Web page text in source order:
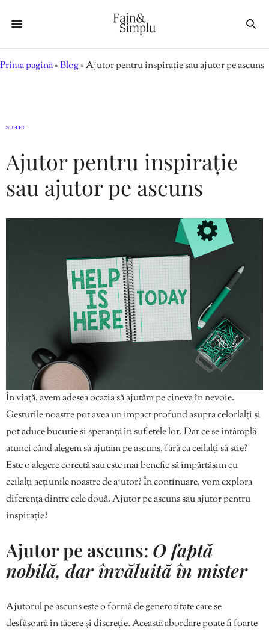
Prima pagină»Blog»Ajutor pentru inspirație sau ajutor pe ascuns
SUFLET
Ajutor pentru inspirație
sau ajutor pe ascuns
În viață, avem adesea ocazia să ajutăm pe cineva în nevoie.
Gesturile noastre pot avea un impact profund asupra celorlalți și
pot aduce bucurie și speranță în sufletele lor. Dar ce se întâmplă
atunci când alegem să ajutăm pe ascuns, fără ca ceilalți să știe?
Este o alegere corectă sau este mai benefic să împărtășim cu
ceilalți acțiunile noastre de ajutor? În continuare, vom explora
diferența dintre cele două. Ajutor pe ascuns sauajutor pentru
inspirație?
Ajutor pe ascuns: O faptă
nobilă, dar învăluită în mister
Ajutorul pe ascuns este o formă de generozitate care se
desfășoară în tăcere și discreție. Această abordare poate fi foarte